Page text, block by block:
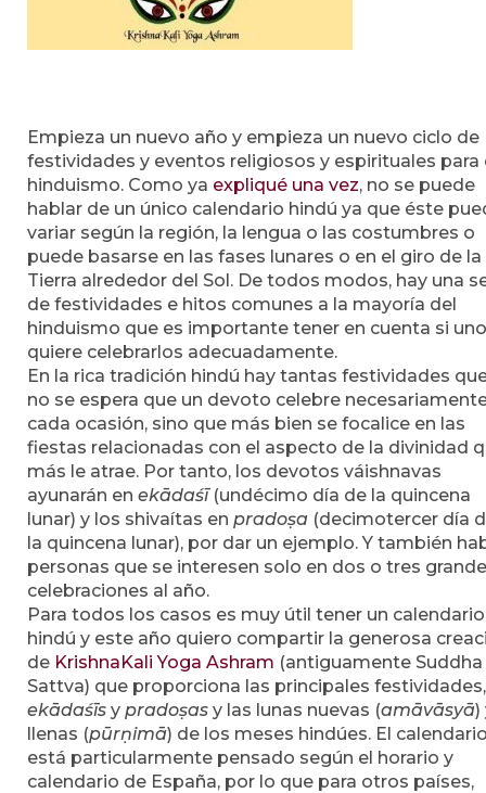
Empieza un nuevo año y empieza un nuevo ciclo de
festividades y eventos religiosos y espirituales para
hinduismo. Como ya expliqué una vez, no se puede
hablar de un único calendario hindú ya que éste
variar según la región, la lengua o las costumbres o
puede basarse en las fases lunares o en el giro de la
Tierra alrededor del Sol. De todos modos, hay una
de festividades e hitos comunes a la mayoría del
hinduismo que es importante tener en cuenta si uno
quiere celebrarlos adecuadamente.
En la rica tradición hindú hay tantas festividades
no se espera que un devoto celebre
cada ocasión, sino que más bien se focalice en las
fiestas relacionadas con el aspecto de la divinidad
más le atrae. Por tanto, los devotos váishnavas
ayunarán en ekādaśī(undécimo día de la quincena
lunar) y los shivaítas en pradoṣa (decimotercer día
la quincena lunar), por dar un ejemplo. Y también
personas que se interesen solo en dos o tres
celebraciones al año.
Para todos los casos es muy útil tener un calendario
hindú y este año quiero compartir la generosa
de KrishnaKali Yoga Ashram (antiguamente Suddha
Sattva) que proporciona las principales festividades,
ekādaśīs y pradoṣas y las lunas nuevas (amāvāsyā)
llenas (pūrṇimā) de los meses hindúes. El
está particularmente pensado según el horario y
calendario de España, por lo que para otros países,